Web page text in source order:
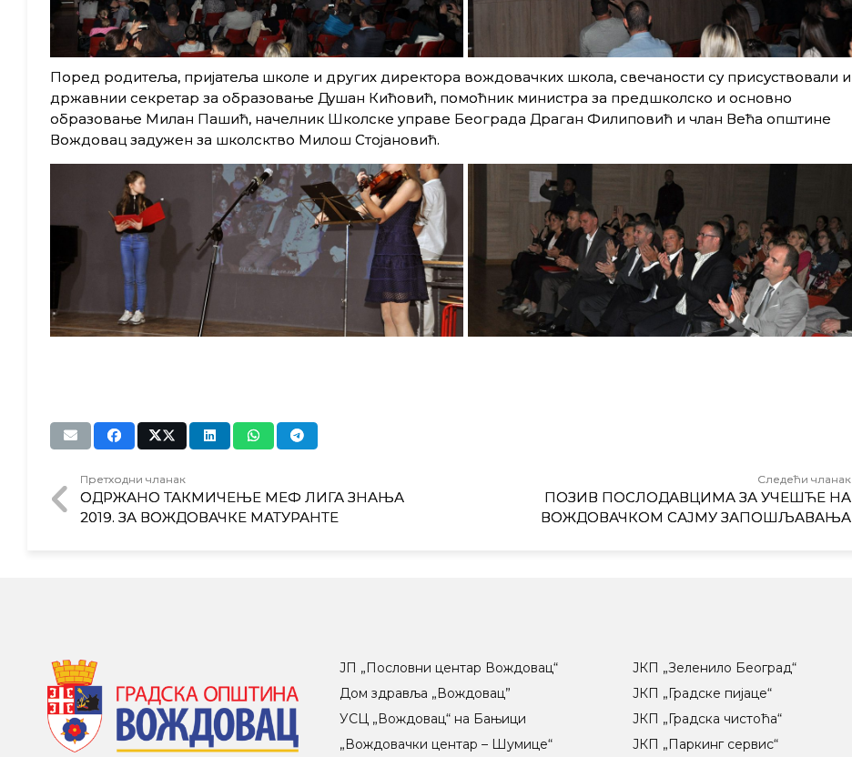
Поред родитеља, пријатеља школе и других директора вождовачких школа, свечаности су присуствовали и
државнии секретар за образовање Душан Кићовић, помоћник министра за предшколско и основно
образовање Милан Пашић, начелник Школске управе Београда Драган Филиповић и члан Већа општине
Вождовац задужен за школсктво Милош Стојановић.
Претходни чланак
ОДРЖАНО ТАКМИЧЕЊЕ МЕФ ЛИГА ЗНАЊА
2019. ЗА ВОЖДОВАЧКЕ МАТУРАНТЕ
Следећи чланак
ПОЗИВ ПОСЛОДАВЦИМА ЗА УЧЕШЋЕ НА
ВОЖДОВАЧКОМ САЈМУ ЗАПОШЉАВАЊА
ЈП „Пословни центар Вождовац“
Дом здравља „Вождовац”
УСЦ „Вождовац“ на Бањици
„Вождовачки центар – Шумице“
ЈКП „Зеленило Београд“
ЈКП „Градске пијаце“
ЈКП „Градска чистоћа“
ЈКП „Паркинг сервис“